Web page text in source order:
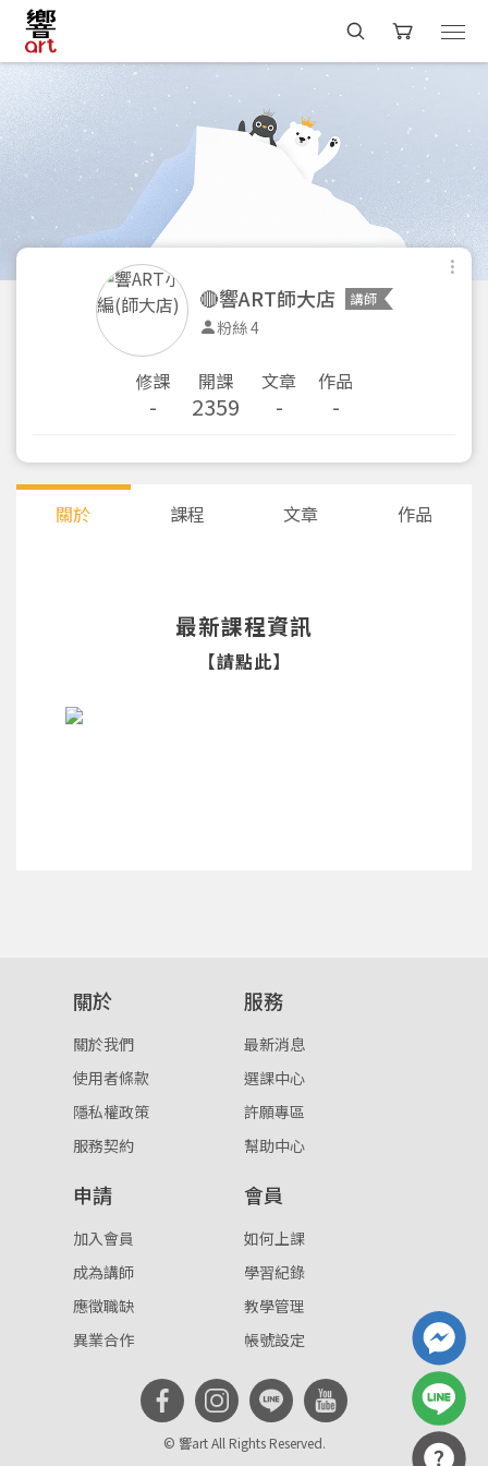
或
註冊
按下註冊即代表你同意我們的 使用者條款
。
重設密碼
🔴響ART師大店 講師
粉絲 4
修課
-
開課
2359
文章
-
作品
-
關於 課程 文章 作品
最新課程資訊
【請點此】
關於
關於我們
使用者條款
隱私權政策
服務契約
服務
最新消息
選課中心
許願專區
幫助中心
申請
加入會員
成為講師
應徵職缺
異業合作
會員
如何上課
學習紀錄
教學管理
帳號設定
© 響art All Rights Reserved.